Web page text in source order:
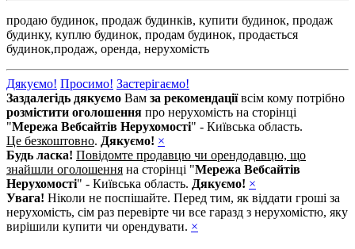
продаю будинок, продаж будинків, купити будинок, продаж
будинку, куплю будинок, продам будинок, продається
будинок,продаж, оренда, нерухомість
Дякуємо! Просимо! Застерігаємо!
Заздалегідь дякуємо Вам за рекомендаціївсім кому потрібно
розмістити оголошення про нерухомість на сторінці
"Мережа Вебсайтів Нерухомості" - Київська область.
Це безкоштовно. Дякуємо! ×
Будь ласка! Повідомте продавцю чи орендодавцю, що
знайшли оголошення на сторінці "Мережа Вебсайтів
Нерухомості" - Київська область. Дякуємо! ×
Увага! Ніколи не поспішайте. Перед тим, як віддати гроші за
нерухомість, сім раз перевірте чи все гаразд з нерухомістю, яку
вирішили купити чи орендувати. ×